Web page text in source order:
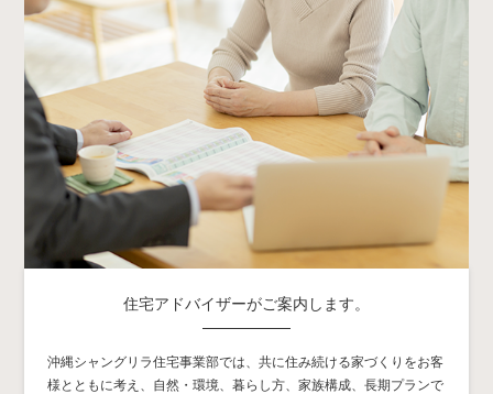
住宅アドバイザーがご案内します。
沖縄シャングリラ住宅事業部では、共に住み続ける家づくりをお客
様とともに考え、自然・環境、暮らし方、家族構成、長期プランで